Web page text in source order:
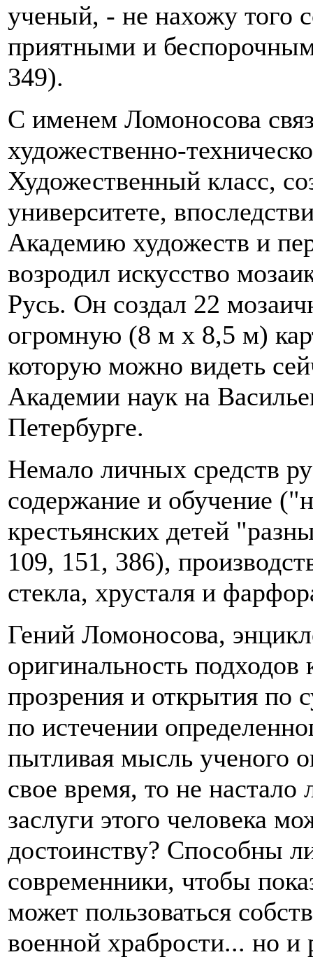
ученый, - не нахожу того
приятными и
349).
С именем Ломоносова
художественно-
Художественный класс,
университете,
Академию художеств и
возродил искусство
Русь. Он создал 22
огромную (8 м х 8,5 м)
которую можно видеть
Академии наук на
Петербурге.
Немало личных средств
содержание и обучение
крестьянских детей
109, 151, 386),
стекла, хрусталя и
Гений Ломоносова,
оригинальность
прозрения и открытия по
по истечении
пытливая мысль ученого
свое время, то не настало
заслуги этого человека
достоинству? Способны
современники, чтобы
может пользоваться
военной храбрости... но